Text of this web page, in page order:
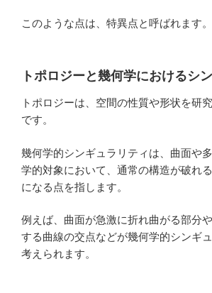
このような点は、特異点と呼ばれます。
トポロジーと幾何学におけるシ
トポロジーは、空間の性質や形状を研
です。
幾何学的シンギュラリティは、曲面や
学的対象において、通常の構造が破れ
になる点を指します。
例えば、曲面が急激に折れ曲がる部分
する曲線の交点などが幾何学的シンギ
考えられます。